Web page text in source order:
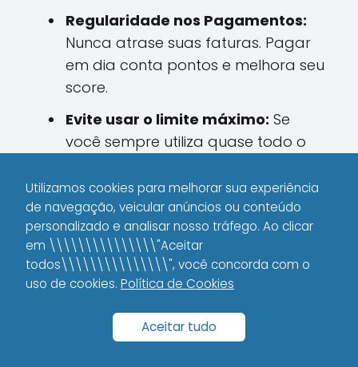
Regularidade nos Pagamentos:
Nunca atrase suas faturas. Pagar
em dia conta pontos e melhora seu
score.
Evite usar o limite máximo: Se
você sempre utiliza quase todo o
risco para o banco.
Mantenha um patrimônio
saudável:Se possível, consolide
informações sobre outros bens ou
investimentos que possam reforçar
sua credibilidade.
Revise seu cadastro:Informações
Utilizamos cookies para melhorar sua experiência
de navegação, veicular anúncios ou conteúdo
personalizado e analisar nosso tráfego. Ao clicar
em \\\\\\\\\\\\\\\"Aceitar
todos\\\\\\\\\\\\\\\", você concorda com o
uso de cookies. Política de Cookies
Aceitar tudo